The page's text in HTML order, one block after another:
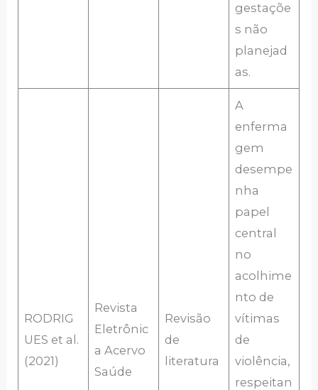
gestaçõe
s não
planejad
as.
RODRIG
UES et al.
(2021)
Revista
Eletrônic
a Acervo
Saúde
Revisão
de
literatura
A
enferma
gem
desempe
nha
papel
central
no
acolhime
nto de
vítimas
de
violência,
respeitan